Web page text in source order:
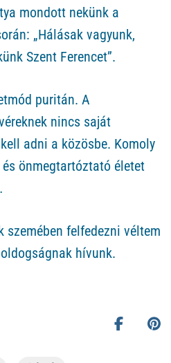
mondott nekünk a
„Hálásak vagyunk,
Szent Ferencet”.
puritán. A
nincs saját
adni a közösbe. Komoly
önmegtartóztató életet
szemében felfedezni véltem
hívunk.